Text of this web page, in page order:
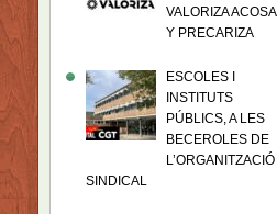
VALORIZA ACOSA
Y PRECARIZA
ESCOLES I
INSTITUTS
PÚBLICS, A LES
BECEROLES DE
L’ORGANITZACIÓ
SINDICAL